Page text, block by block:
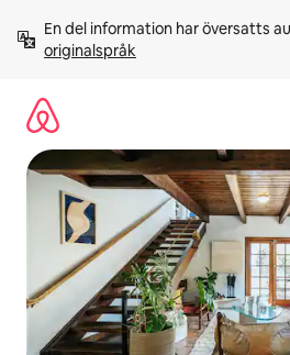
innehåll
En del information har översatts
originalspråk